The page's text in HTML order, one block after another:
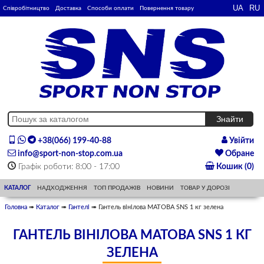
Співробітництво Доставка Способи оплати Повернення товару
+38(066) 199-40-88
info@sport-non-stop.com.ua
Графік роботи: 8:00 - 17:00
Увійти
Обране
Кошик (0)
КАТАЛОГ НАДХОДЖЕННЯ ТОП ПРОДАЖІВ НОВИНИ ТОВАР У ДОРОЗІ
Головна ➠ Каталог ➠ Гантелі ➠ Гантель вінілова МАТОВА SNS 1 кг зелена
ГАНТЕЛЬ ВІНІЛОВА МАТОВА SNS 1 КГ
ЗЕЛЕНА